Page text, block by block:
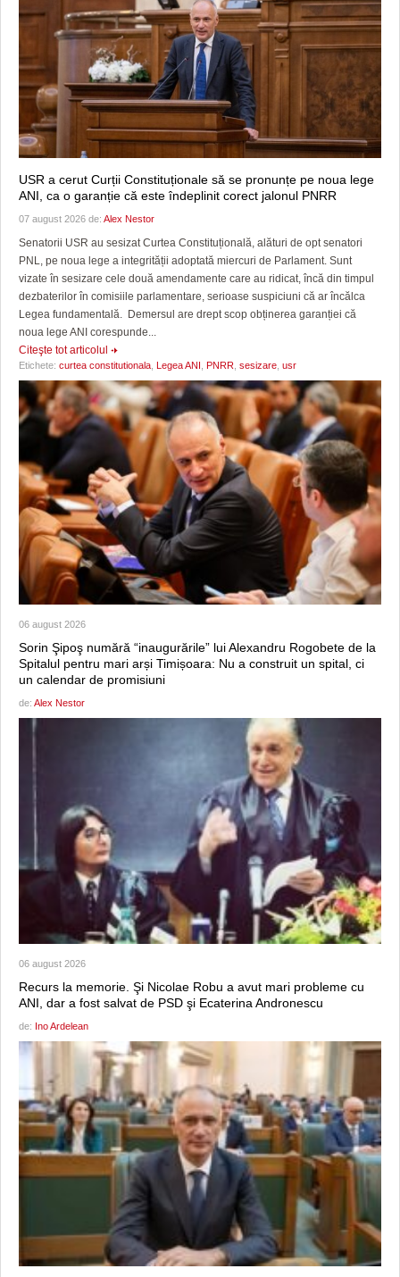
USR a cerut Curții Constituționale să se pronunțe pe noua lege
ANI, ca o garanție că este îndeplinit corect jalonul PNRR
07 august 2026 de: Alex Nestor
Senatorii USR au sesizat Curtea Constituțională, alături de opt senatori
PNL, pe noua lege a integrității adoptată miercuri de Parlament. Sunt
vizate în sesizare cele două amendamente care au ridicat, încă din timpul
dezbaterilor în comisiile parlamentare, serioase suspiciuni că ar încălca
Legea fundamentală. Demersul are drept scop obținerea garanției că
noua lege ANI corespunde...
Citeşte tot articolul
Etichete: curtea constitutionala Legea ANI PNRR sesizare usr
06 august 2026
Sorin Şipoş numără “inaugurările” lui Alexandru Rogobete de la
Spitalul pentru mari arși Timișoara: Nu a construit un spital, ci
un calendar de promisiuni
de: Alex Nestor
06 august 2026
Recurs la memorie. Şi Nicolae Robu a avut mari probleme cu
ANI, dar a fost salvat de PSD şi Ecaterina Andronescu
de: Ino Ardelean